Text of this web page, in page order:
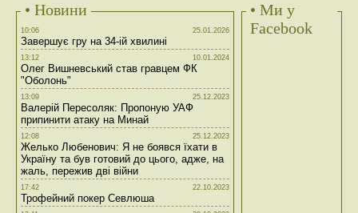
• Новини
10:06 25.01.2026
Завершує гру на 34-ій хвилині
13:12 10.01.2024
Олег Вишневський став гравцем ФК
"Оболонь"
13:09 25.12.2023
Валерій Пересоляк: Пропоную УАФ
припинити атаку на Минай
12:08 25.12.2023
Желько Любенович: Я не боявся їхати в
Україну та був готовий до цього, адже, на
жаль, пережив дві війни
17:42 22.10.2023
Трофейний покер Севлюша
• Ми у
Facebook